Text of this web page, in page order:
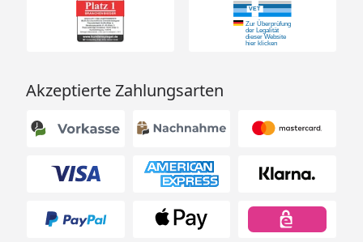
Akzeptierte Zahlungsarten